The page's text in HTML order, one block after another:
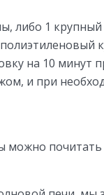
либо 1
на 10 минут
и при
почитать